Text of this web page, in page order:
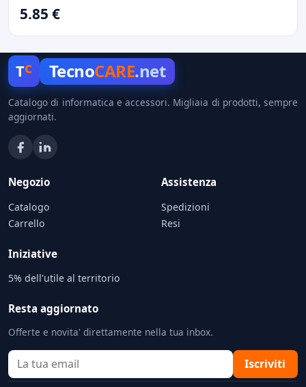
5.85 €
Tc TecnoCARE.net
Catalogo di informatica e accessori. Migliaia di prodotti, sempre
aggiornati.
Negozio
Catalogo
Carrello
Assistenza
Spedizioni
Resi
Iniziative
5% dell'utile al territorio
Resta aggiornato
Offerte e novita' direttamente nella tua inbox.
Iscriviti